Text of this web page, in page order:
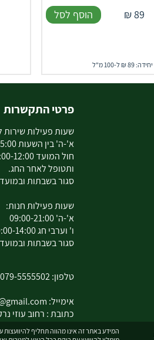
89
₪ הוסף לסל
יחידה: 89 ₪ ל-100 מ"ל
פרטי התקשרות
שעות פעילות שירות
א'-ה' בין השעות 09:00-15:00
ותטופל לאחר החג.
סגור בשבתות
שעות פעילות חנות:
א'-ה' 09:00-21:00
ו' וערבי חג 09:00-14:00
סגור בשבתות
טלפון:079-5555502
אימייל:
כתובת : רחוב עוזי נרקיס 9
המידע באתר זה אינו מהווה תחליף